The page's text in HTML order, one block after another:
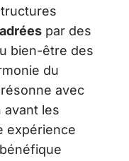
par des
bien-être des
du
avec
avant les
expérience